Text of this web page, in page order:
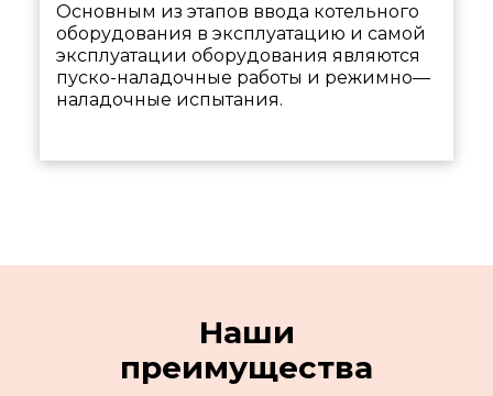
Основным из этапов ввода котельного
оборудования в эксплуатацию и самой
эксплуатации оборудования являются
пуско-наладочные работы и режимно—
наладочные испытания.
Наши
преимущества